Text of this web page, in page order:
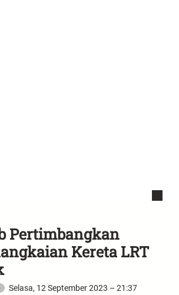
Pertimbangkan
Kereta LRT
Selasa, 12 September 2023 – 21:37